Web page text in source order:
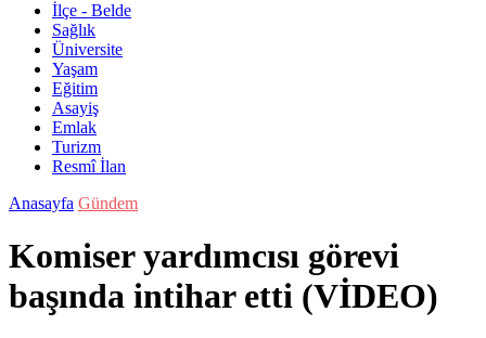
İlçe - Belde
Sağlık
Üniversite
Yaşam
Eğitim
Asayiş
Emlak
Turizm
Resmî İlan
Anasayfa Gündem
Komiser yardımcısı görevi
başında intihar etti (VİDEO)